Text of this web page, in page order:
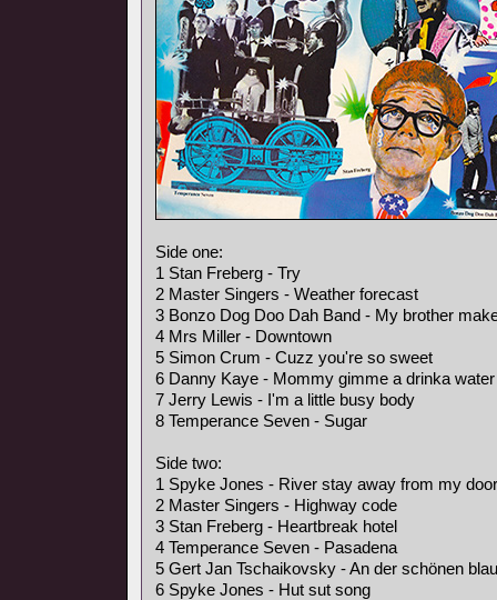
Side one:
1 Stan Freberg - Try
2 Master Singers - Weather forecast
3 Bonzo Dog Doo Dah Band - My brother
4 Mrs Miller - Downtown
5 Simon Crum - Cuzz you're so sweet
6 Danny Kaye - Mommy gimme a drinka water
7 Jerry Lewis - I'm a little busy body
8 Temperance Seven - Sugar
Side two:
1 Spyke Jones - River stay away from my door
2 Master Singers - Highway code
3 Stan Freberg - Heartbreak hotel
4 Temperance Seven - Pasadena
5 Gert Jan Tschaikovsky - An der schönen
6 Spyke Jones - Hut sut song